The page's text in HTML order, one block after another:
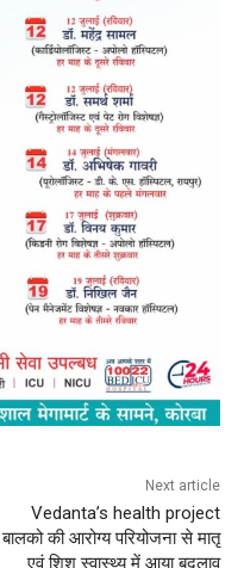
Next article
Vedanta’s health project
बालको की आरोग्य परियोजना से मातृ
एवं शिशु स्वास्थ्य में आया बदलाव